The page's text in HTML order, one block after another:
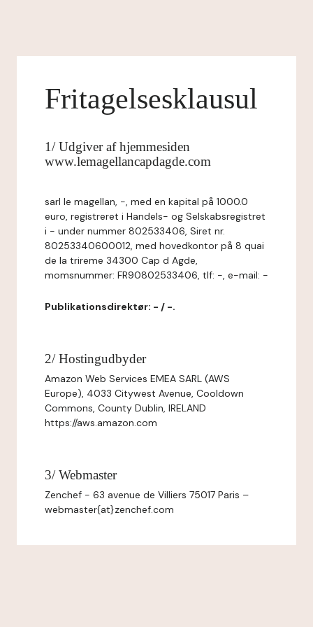
Fritagelsesklausul
1/ Udgiver af hjemmesiden
www.lemagellancapdagde.com
sarl le magellan, -, med en kapital på 1000.0
euro, registreret i Handels- og Selskabsregistret
i - under nummer 802533406, Siret nr.
80253340600012, med hovedkontor på 8 quai
de la trireme 34300 Cap d Agde,
momsnummer: FR90802533406, tlf: -, e-mail: -
Publikationsdirektør: - / -.
2/ Hostingudbyder
Amazon Web Services EMEA SARL (AWS
Europe), 4033 Citywest Avenue, Cooldown
Commons, County Dublin, IRELAND
https://aws.amazon.com
3/ Webmaster
Zenchef - 63 avenue de Villiers 75017 Paris –
webmaster{at}zenchef.com